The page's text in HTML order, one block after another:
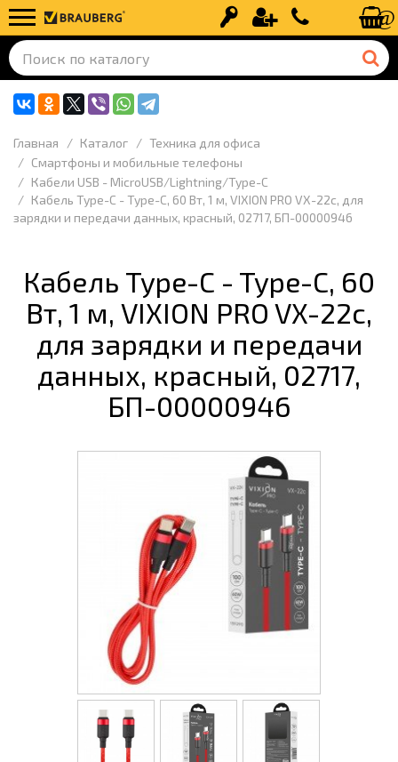
Вход Регистрация+7 (499) 110-
Главная Каталог
Техника для офиса
Смартфоны и мобильные телефоны
Кабели USB - MicroUSB/Lightning/Type-C
Кабель Type-C - Type-C, 60 Вт, 1 м, VIXION PRO VX-22c, для
зарядки и передачи данных, красный, 02717, БП-00000946
Кабель Type-C - Type-C, 60
Вт, 1 м, VIXION PRO VX-22c,
для зарядки и передачи
данных, красный, 02717,
БП-00000946